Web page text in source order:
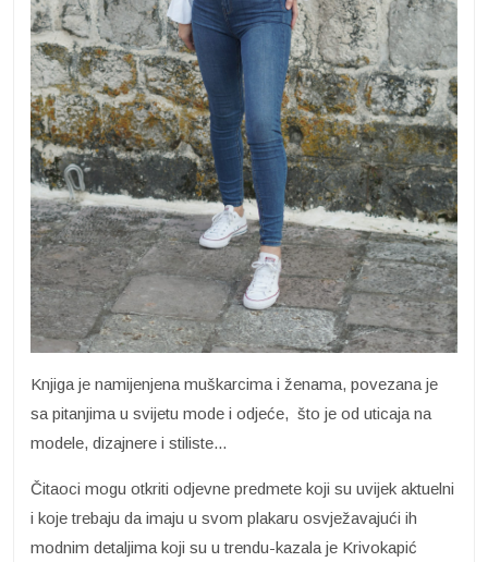
Knjiga je namijenjena muškarcima i ženama, povezana je
sa pitanjima u svijetu mode i odjeće, što je od uticaja na
modele, dizajnere i stiliste...
Čitaoci mogu otkriti odjevne predmete koji su uvijek aktuelni
i koje trebaju da imaju u svom plakaru osvježavajući ih
modnim detaljima koji su u trendu-kazala je Krivokapić